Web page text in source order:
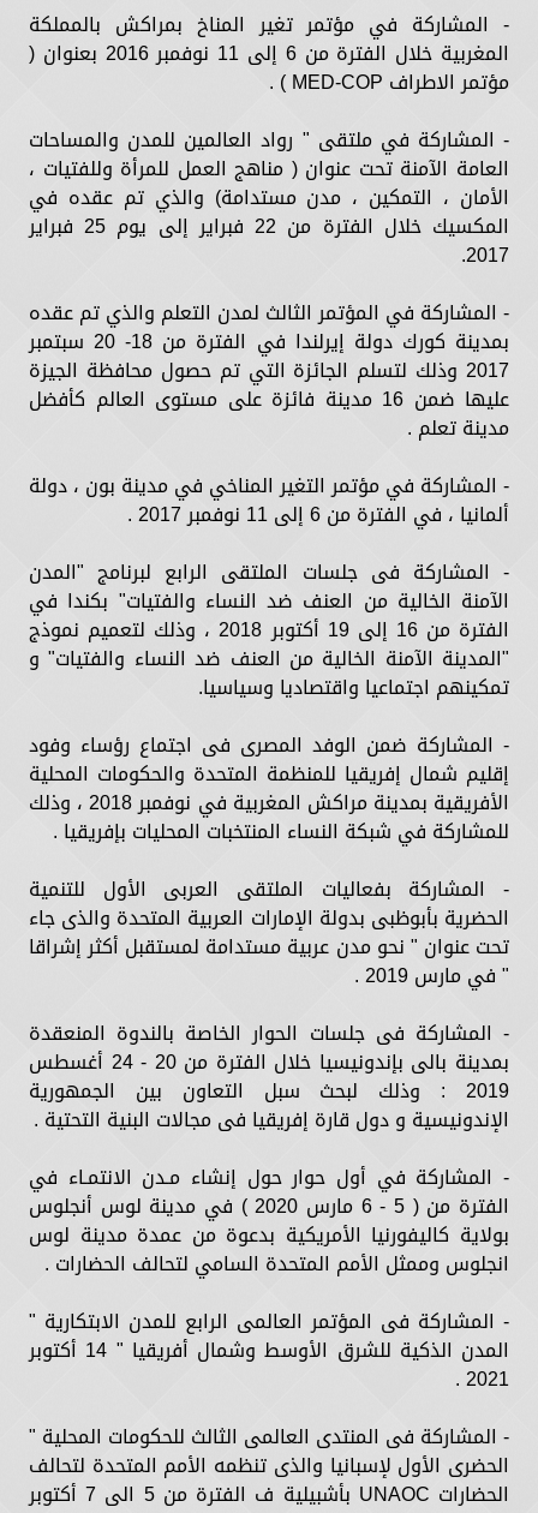
- المشاركة في مؤتمر تغير المناخ بمراكش بالمملكة
المغربية خلال الفترة من 6 إلى 11 نوفمبر 2016 بعنوان (
مؤتمر الاطراف MED-COP ) .
- المشاركة في ملتقى " رواد العالمين للمدن والمساحات
العامة الآمنة تحت عنوان ( مناهج العمل للمرأة وللفتيات ،
الأمان ، التمكين ، مدن مستدامة) والذي تم عقده في
المكسيك خلال الفترة من 22 فبراير إلى يوم 25 فبراير
2017.
- المشاركة في المؤتمر الثالث لمدن التعلم والذي تم عقده
بمدينة كورك دولة إيرلندا في الفترة من 18- 20 سبتمبر
2017 وذلك لتسلم الجائزة التي تم حصول محافظة الجيزة
عليها ضمن 16 مدينة فائزة على مستوى العالم كأفضل
مدينة تعلم .
- المشاركة في مؤتمر التغير المناخي في مدينة بون ، دولة
ألمانيا ، في الفترة من 6 إلى 11 نوفمبر 2017 .
- المشاركة فى جلسات الملتقى الرابع لبرنامج "المدن
الآمنة الخالية من العنف ضد النساء والفتيات" بكندا في
الفترة من 16 إلى 19 أكتوبر 2018 ، وذلك لتعميم نموذج
"المدينة الآمنة الخالية من العنف ضد النساء والفتيات" و
تمكينهم اجتماعيا واقتصاديا وسياسيا.
- المشاركة ضمن الوفد المصرى فى اجتماع رؤساء وفود
إقليم شمال إفريقيا للمنظمة المتحدة والحكومات المحلية
الأفريقية بمدينة مراكش المغربية في نوفمبر 2018 ، وذلك
للمشاركة في شبكة النساء المنتخبات المحليات بإفريقيا .
- المشاركة بفعاليات الملتقى العربى الأول للتنمية
الحضرية بأبوظبى بدولة الإمارات العربية المتحدة والذى جاء
تحت عنوان " نحو مدن عربية مستدامة لمستقبل أكثر إشراقا
" في مارس 2019 .
- المشاركة فى جلسات الحوار الخاصة بالندوة المنعقدة
بمدينة بالى بإندونيسيا خلال الفترة من 20 - 24 أغسطس
2019 : وذلك لبحث سبل التعاون بين الجمهورية
الإندونيسية و دول قارة إفريقيا فى مجالات البنية التحتية .
- المشاركة في أول حوار حول إنشاء مـدن الانتمـاء في
الفترة من ( 5 - 6 مارس 2020 ) في مدينة لوس أنجلوس
بولاية كاليفورنيا الأمريكية بدعوة من عمدة مدينة لوس
انجلوس وممثل الأمم المتحدة السامي لتحالف الحضارات .
- المشاركة فى المؤتمر العالمى الرابع للمدن الابتكارية "
المدن الذكية للشرق الأوسط وشمال أفريقيا " 14 أكتوبر
2021 .
- المشاركة فى المنتدى العالمى الثالث للحكومات المحلية "
الحضرى الأول لإسبانيا والذى تنظمه الأمم المتحدة لتحالف
الحضارات UNAOC بأشبيلية ف الفترة من 5 الى 7 أكتوبر